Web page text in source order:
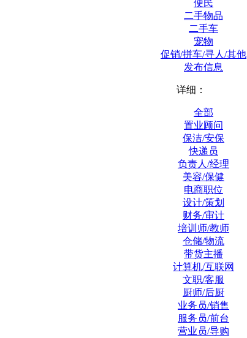
便民
二手物品
二手车
宠物
促销/拼车/寻人/其他
发布信息
详细：
全部
置业顾问
保洁/安保
快递员
负责人/经理
美容/保健
电商职位
设计/策划
财务/审计
培训师/教师
仓储/物流
带货主播
计算机/互联网
文职/客服
厨师/后厨
业务员/销售
服务员/前台
营业员/导购